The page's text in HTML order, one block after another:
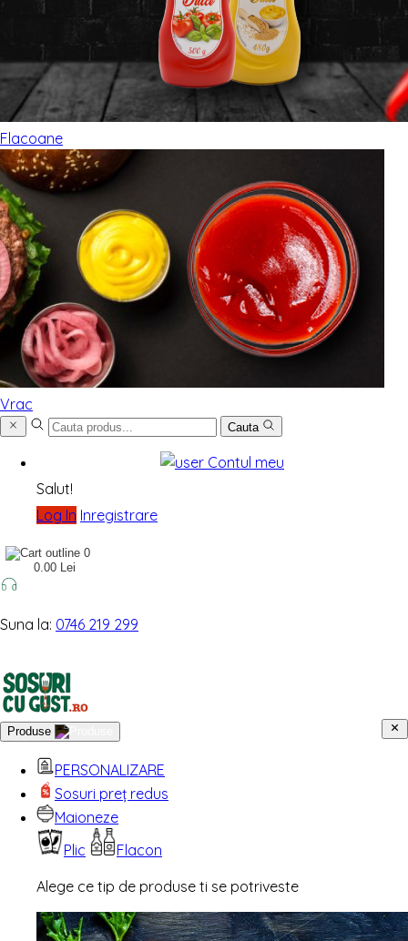
Flacoane
Vrac
Cauta
Contul meu
Salut!
Log In Inregistrare
0
0.00 Lei
Suna la: 0746 219 299
Produse
PERSONALIZARE
Sosuri preț redus
Maioneze
Plic
Flacon
Alege ce tip de produse ti se potriveste